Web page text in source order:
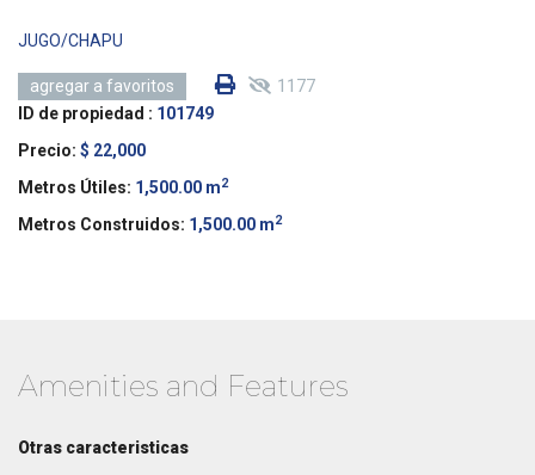
JUGO/CHAPU
agregar a favoritos 1177
ID de propiedad : 101749
Precio: $ 22,000
Metros Útiles: 1,500.00 m2
Metros Construidos: 1,500.00 m2
Amenities and Features
Otras caracteristicas